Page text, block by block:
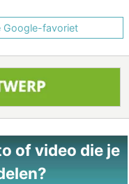
favoriet
of video die je